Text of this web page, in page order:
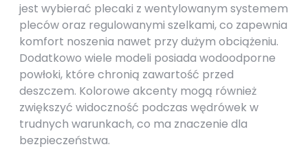
jest wybierać plecaki z wentylowanym systemem
pleców oraz regulowanymi szelkami, co zapewnia
komfort noszenia nawet przy dużym obciążeniu.
Dodatkowo wiele modeli posiada wodoodporne
powłoki, które chronią zawartość przed
deszczem. Kolorowe akcenty mogą również
zwiększyć widoczność podczas wędrówek w
trudnych warunkach, co ma znaczenie dla
bezpieczeństwa.